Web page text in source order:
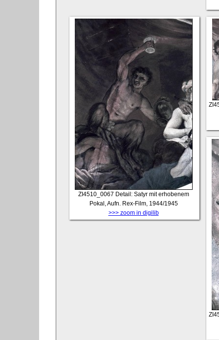
ZI4510_0067 Detail: Satyr mit erhobenem
Pokal, Aufn. Rex-Film, 1944/1945
>>> zoom in digilib